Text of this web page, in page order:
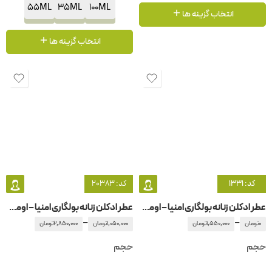
انتخاب گزینه ها 100ML
35ML
55ML
انتخاب گزینه ها
کد: 1331
عطر ادکلن زنانه بولگاری امنیا – اومنیا کورال
0تومان –
1,550,000تومان
حجم
کد: 20383
عطر ادکلن زنانه بولگاری امنیا – اومنیا گرین جید
1,050,000تومان –
2,850,000تومان
حجم